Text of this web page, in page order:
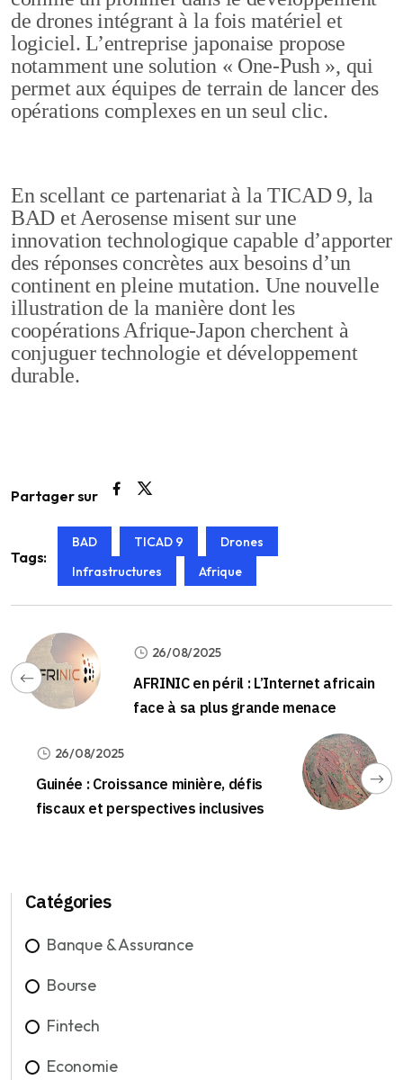
de drones intégrant à la fois matériel et
logiciel. L’entreprise japonaise propose
notamment une solution « One-Push », qui
permet aux équipes de terrain de lancer des
opérations complexes en un seul clic.
En scellant ce partenariat à la TICAD 9, la
BAD et Aerosense misent sur une
innovation technologique capable d’apporter
des réponses concrètes aux besoins d’un
continent en pleine mutation. Une nouvelle
illustration de la manière dont les
coopérations Afrique-Japon cherchent à
conjuguer technologie et développement
durable.
Partager sur
Tags:
BAD TICAD 9
Drones
Infrastructures
Afrique
26/08/2025
AFRINIC en péril : L’Internet africain
face à sa plus grande menace
26/08/2025
Guinée : Croissance minière, défis
fiscaux et perspectives inclusives
Catégories
Banque & Assurance
Bourse
Fintech
Economie